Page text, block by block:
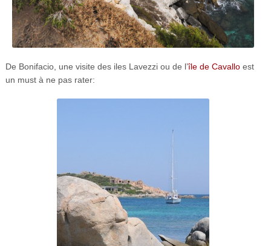
De Bonifacio, une visite des iles Lavezzi ou de l’île de Cavalloest
un must à ne pas rater: